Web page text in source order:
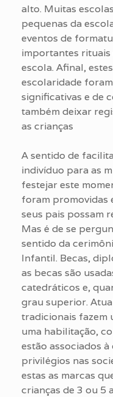
alto. Muitas
pequenas da
eventos de
importantes rituais
escola. Afinal,
escolaridade
significativas e de
também deixar
as crianças
A sentido de
indivíduo para as
festejar este
foram promovidas
seus pais possam
Mas é de se
sentido da
Infantil. Becas,
as becas são
catedráticos e,
grau superior.
tradicionais fazem
uma habilitação,
estão associados
privilégios nas
estas as marcas
crianças de 3 ou 5